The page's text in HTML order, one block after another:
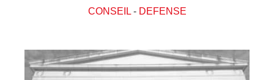
CONSEIL- DEFENSE